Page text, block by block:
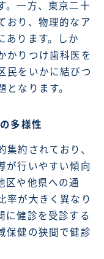
。一方、東京二十
おり、物理的なア
あります。しか
かりつけ歯科医を
民をいかに結びつ
なります。
多様性
約されており、
が行いやすい傾向
区や他県への通
率が大きく異なり
に健診を受診する
保健の狭間で健診